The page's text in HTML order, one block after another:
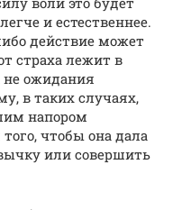
и естественнее.
действие может
страха лежит в
не ожидания
в таких случаях,
напором
чтобы она дала
или совершить